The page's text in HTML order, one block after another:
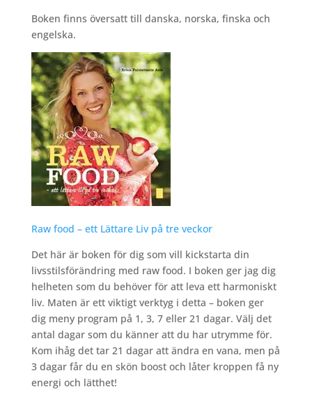
Boken finns översatt till danska, norska, finska och
engelska.
Raw food – ett Lättare Liv på tre veckor
Det här är boken för dig som vill kickstarta din
livsstilsförändring med raw food. I boken ger jag dig
helheten som du behöver för att leva ett harmoniskt
liv. Maten är ett viktigt verktyg i detta – boken ger
dig meny program på 1, 3, 7 eller 21 dagar. Välj det
antal dagar som du känner att du har utrymme för.
Kom ihåg det tar 21 dagar att ändra en vana, men på
3 dagar får du en skön boost och låter kroppen få ny
energi och lätthet!